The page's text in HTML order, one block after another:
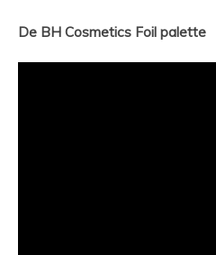
De BH Cosmetics Foil palette